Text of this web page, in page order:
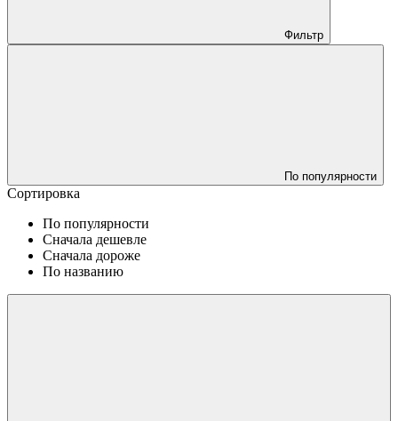
Фильтр
По популярности
Сортировка
По популярности
Сначала дешевле
Сначала дороже
По названию